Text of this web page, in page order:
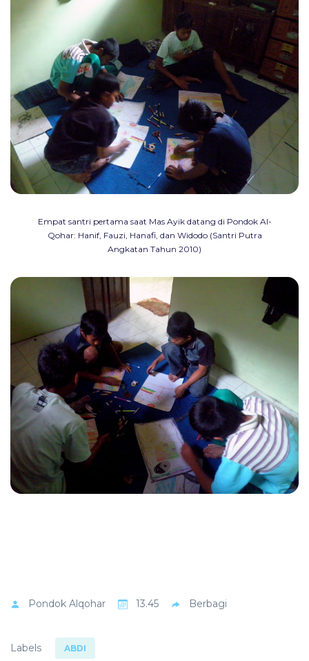
Empat santri pertama saat Mas Ayik datang di Pondok Al-
Qohar: Hanif, Fauzi, Hanafi, dan Widodo (Santri Putra
Angkatan Tahun 2010)
Pondok Alqohar 13.45 Berbagi
Labels ABDI